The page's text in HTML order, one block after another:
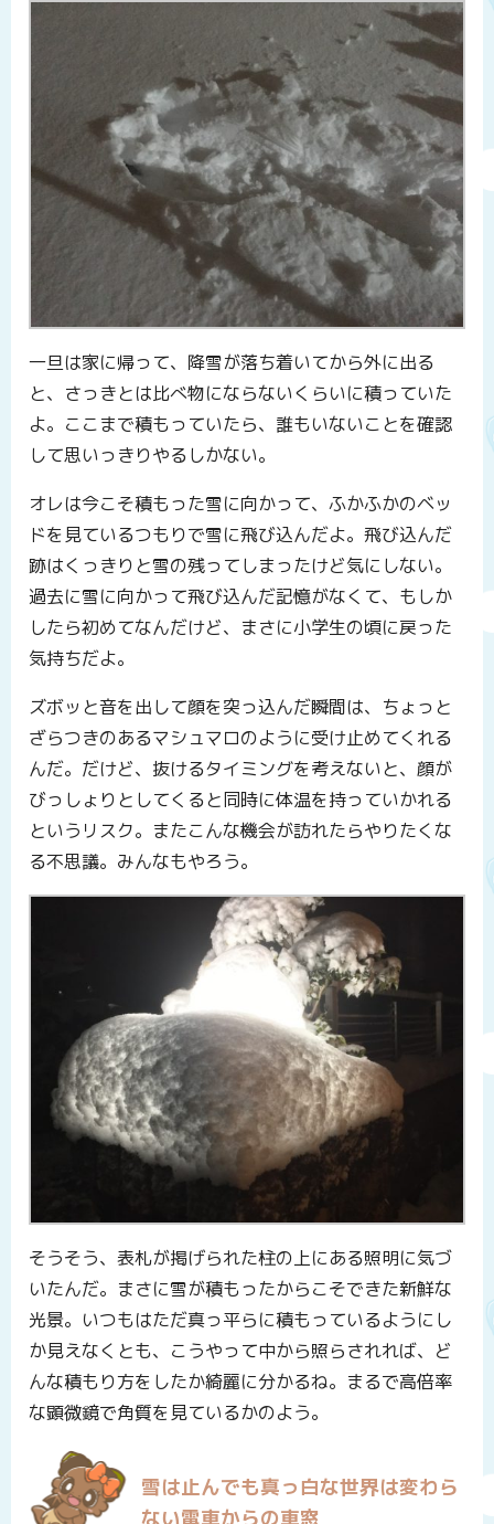
一旦は家に帰って、降雪が落ち着いてから外に出る
と、さっきとは比べ物にならないくらいに積っていた
よ。ここまで積もっていたら、誰もいないことを確認
して思いっきりやるしかない。
オレは今こそ積もった雪に向かって、ふかふかのベッ
ドを見ているつもりで雪に飛び込んだよ。飛び込んだ
跡はくっきりと雪の残ってしまったけど気にしない。
過去に雪に向かって飛び込んだ記憶がなくて、もしか
したら初めてなんだけど、まさに小学生の頃に戻った
気持ちだよ。
ズボッと音を出して顔を突っ込んだ瞬間は、ちょっと
ざらつきのあるマシュマロのように受け止めてくれる
んだ。だけど、抜けるタイミングを考えないと、顔が
びっしょりとしてくると同時に体温を持っていかれる
というリスク。またこんな機会が訪れたらやりたくな
る不思議。みんなもやろう。
そうそう、表札が掲げられた柱の上にある照明に気づ
いたんだ。まさに雪が積もったからこそできた新鮮な
光景。いつもはただ真っ平らに積もっているようにし
か見えなくとも、こうやって中から照らされれば、ど
んな積もり方をしたか綺麗に分かるね。まるで高倍率
な顕微鏡で角質を見ているかのよう。
雪は止んでも真っ白な世界は変わら
ない電車からの車窓